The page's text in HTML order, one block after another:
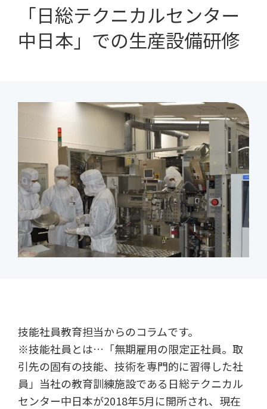
「日総テクニカルセンター
中日本」での生産設備研修
技能社員教育担当からのコラムです。
※技能社員とは…「無期雇用の限定正社員。取
引先の固有の技能、技術を専門的に習得した社
員」当社の教育訓練施設である日総テクニカル
センター中日本が2018年5月に開所され、現在